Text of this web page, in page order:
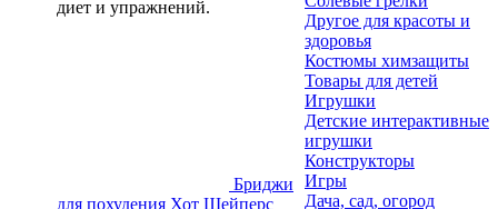
диет и упражнений.
Бриджи
для похудения Хот Шейперс
Другое для красоты и
здоровья
Костюмы химзащиты
Товары для детей
Игрушки
Детские интерактивные
игрушки
Конструкторы
Игры
Дача, сад, огород